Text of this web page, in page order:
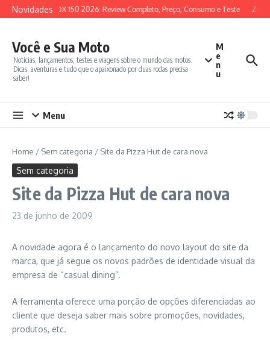
Ir para o conteúdo
NovidadesSYM ADX 150 2026: Review Completo, Preço, Consumo e Teste
Você e Sua Moto
Notícias, lançamentos, testes e viagens sobre o mundo das motos.
Dicas, aventuras e tudo que o apaixonado por duas rodas precisa
saber!
M
e
n
u
Menu
Home / Sem categoria / Site da Pizza Hut de cara nova
Sem categoria
Site da Pizza Hut de cara nova
23 de junho de 2009
A novidade agora é o lançamento do novo layout do site da
marca, que já segue os novos padrões de identidade visual da
empresa de “casual dining”.
A ferramenta oferece uma porção de opções diferenciadas ao
cliente que deseja saber mais sobre promoções, novidades,
produtos, etc.